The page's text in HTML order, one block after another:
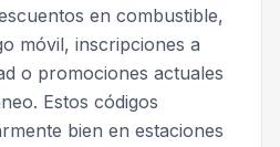
en combustible,
móvil, inscripciones a
o promociones actuales
Estos códigos
bien en estaciones